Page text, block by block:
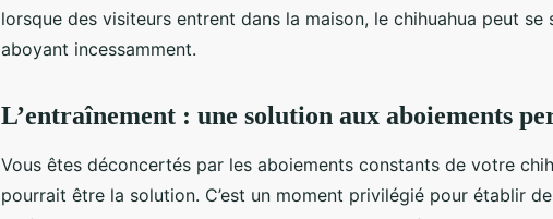
lorsque des visiteurs entrent dans la maison, le chihuahua peut
aboyant incessamment.
L’entraînement : une solution aux aboiements
Vous êtes déconcertés par les aboiements constants de votre
pourrait être la solution. C’est un moment privilégié pour établir